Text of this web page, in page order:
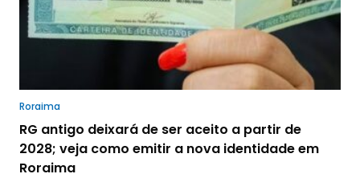
Roraima
RG antigo deixará de ser aceito a partir de
2028; veja como emitir a nova identidade em
Roraima